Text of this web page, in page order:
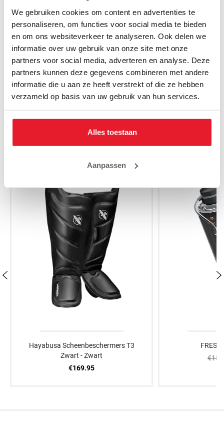
We gebruiken cookies om content en advertenties te
personaliseren, om functies voor social media te bieden
en om ons websiteverkeer te analyseren. Ook delen we
informatie over uw gebruik van onze site met onze
partners voor social media, adverteren en analyse. Deze
partners kunnen deze gegevens combineren met andere
informatie die u aan ze heeft verstrekt of die ze hebben
verzameld op basis van uw gebruik van hun services.
Alles toestaan
Aanpassen
Hayabusa Bokshandschoenen T3
Kanpeki Zwart Premium Leather
€219.00
Hayabusa Scheenbeschermers T3
Zwart - Zwart
€169.95
FRESH